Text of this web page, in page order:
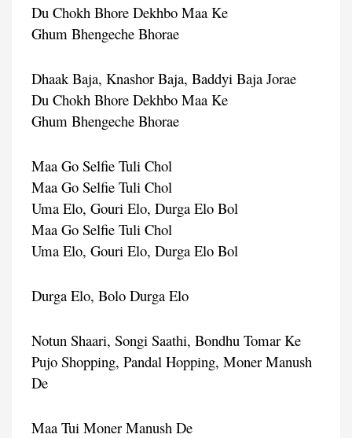
Du Chokh Bhore Dekhbo Maa Ke
Ghum Bhengeche Bhorae
Dhaak Baja, Knashor Baja, Baddyi Baja Jorae
Du Chokh Bhore Dekhbo Maa Ke
Ghum Bhengeche Bhorae
Maa Go Selfie Tuli Chol
Maa Go Selfie Tuli Chol
Uma Elo, Gouri Elo, Durga Elo Bol
Maa Go Selfie Tuli Chol
Uma Elo, Gouri Elo, Durga Elo Bol
Durga Elo, Bolo Durga Elo
Notun Shaari, Songi Saathi, Bondhu Tomar Ke
Pujo Shopping, Pandal Hopping, Moner Manush
De
Maa Tui Moner Manush De